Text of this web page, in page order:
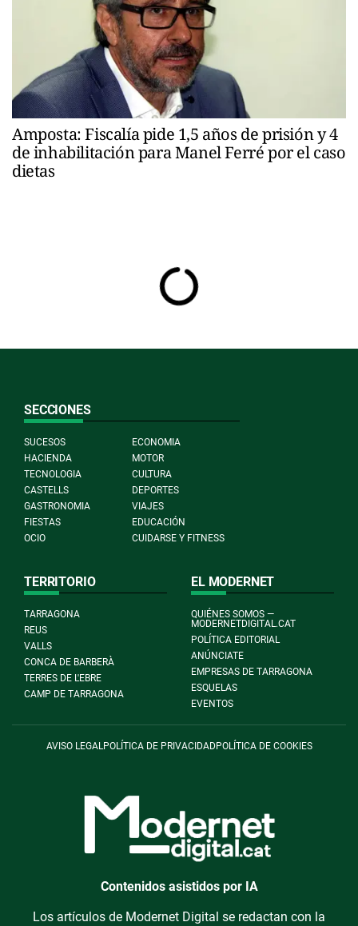
Amposta: Fiscalía pide 1,5 años de prisión y 4
de inhabilitación para Manel Ferré por el caso
dietas
SECCIONES
SUCESOS
ECONOMIA
HACIENDA
MOTOR
TECNOLOGIA
CULTURA
CASTELLS
DEPORTES
GASTRONOMIA
VIAJES
FIESTAS
EDUCACIÓN
OCIO
CUIDARSE Y FITNESS
TERRITORIO
TARRAGONA
REUS
VALLS
CONCA DE BARBERÀ
TERRES DE L'EBRE
CAMP DE TARRAGONA
EL MODERNET
QUIÉNES SOMOS —
MODERNETDIGITAL.CAT
POLÍTICA EDITORIAL
ANÚNCIATE
EMPRESAS DE TARRAGONA
ESQUELAS
EVENTOS
AVISO LEGALPOLÍTICA DE PRIVACIDADPOLÍTICA DE COOKIES
Contenidos asistidos por IA
Los artículos de Modernet Digital se redactan con la